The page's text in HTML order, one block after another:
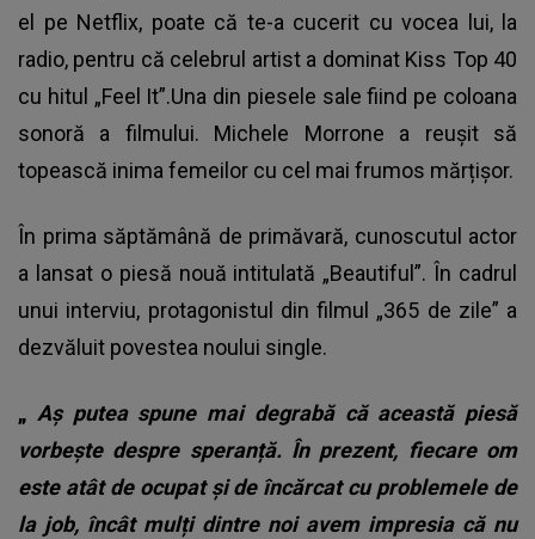
el pe Netflix, poate că te-a cucerit cu vocea lui, la
radio, pentru că celebrul artist a dominat Kiss Top 40
cu hitul „Feel It”.Una din piesele sale fiind pe coloana
sonoră a filmului. Michele Morrone a reușit să
topească inima femeilor cu cel mai frumos mărțișor.
În prima săptămână de primăvară, cunoscutul actor
a lansat o piesă nouă intitulată „Beautiful”. În cadrul
unui interviu, protagonistul din filmul „365 de zile” a
dezvăluit povestea noului single.
„ Aș putea spune mai degrabă că această piesă
vorbește despre speranță. În prezent, fiecare om
este atât de ocupat și de încărcat cu problemele de
la job, încât mulți dintre noi avem impresia că nu